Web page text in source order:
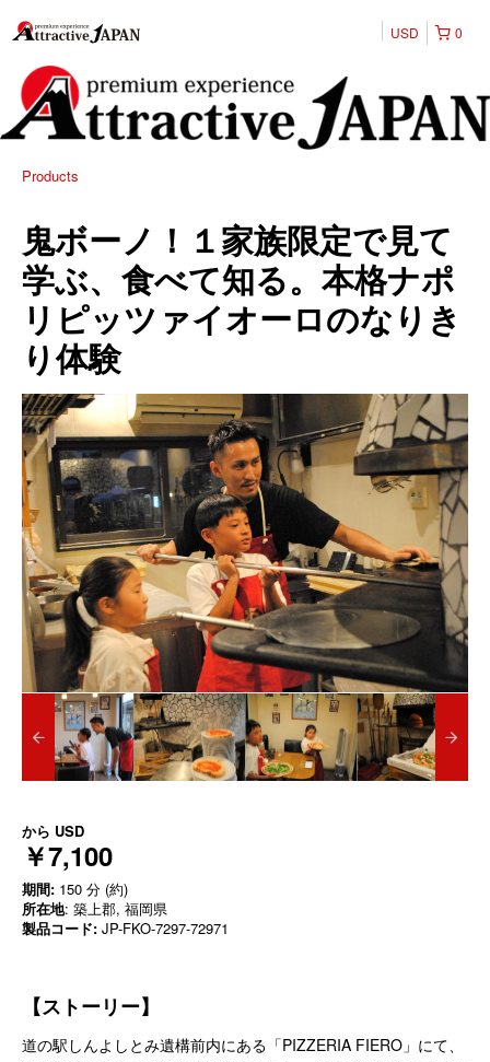
0
USD
Products
鬼ボーノ！１家族限定で見て
学ぶ、食べて知る。本格ナポ
リピッツァイオーロのなりき
り体験
から USD
￥7,100
期間: 150 分 (約)
所在地: 築上郡, 福岡県
製品コード: JP-FKO-7297-72971
【ストーリー】
道の駅しんよしとみ遺構前内にある「PIZZERIA FIERO」にて、